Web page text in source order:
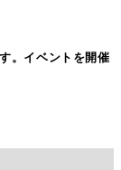
。イベントを開催